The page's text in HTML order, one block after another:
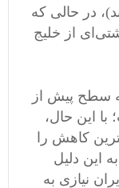
در حالی که
از خلیج
سطح پیش از
با این حال،
کاهش را
این دلیل
نیازی به